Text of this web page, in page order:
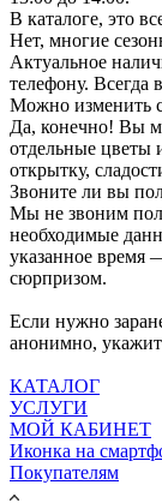
В каталоге, это
Нет, многие
Актуальное
телефону. Всегда
Можно изменить
Да, конечно! Вы
отдельные цветы
открытку,
Звоните ли вы
Мы не звоним
необходимые
указанное время
сюрпризом.
Если нужно
анонимно,
КАТАЛОГ
УСЛУГИ
МОЙ КАБИНЕТ
Иконка на
Покупателям